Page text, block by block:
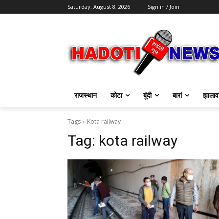
Saturday, August 8, 2026 Sign in / Join
राजस्थान कोटा बूंदी बारां
Tags Kota railway
Tag: kota railway